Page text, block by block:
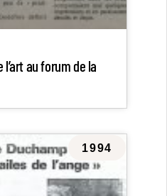
l’art au forum de la
1994